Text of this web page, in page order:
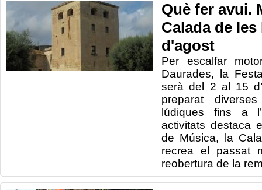
Què fer avui.
Calada de
d'agost
Per escalfar
Daurades, la
serà del 2 al 15
preparat
lúdiques fins a
activitats destaca
de Música, la
recrea el passat
reobertura de la